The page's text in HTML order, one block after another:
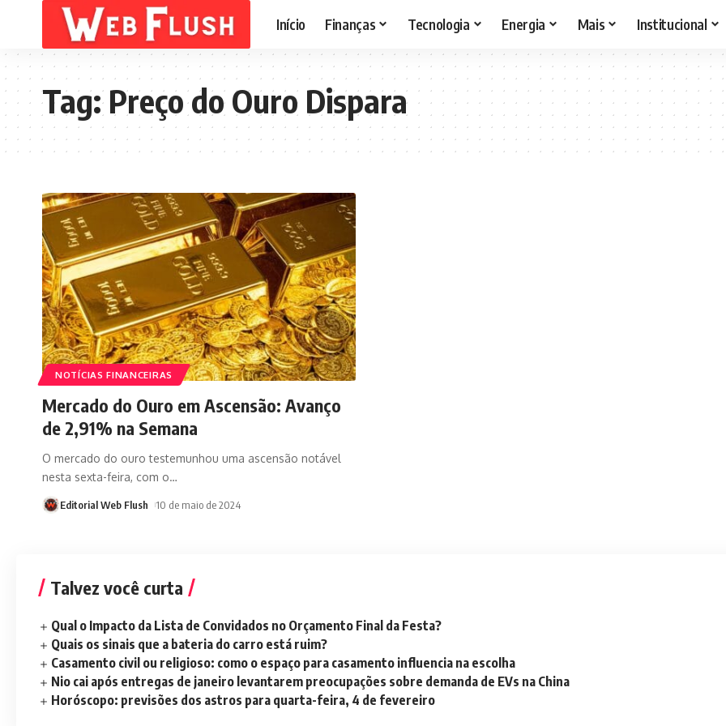
Início Finanças Tecnologia Energia Mais Institucional
Tag:Preço do Ouro Dispara
NOTÍCIAS FINANCEIRAS
Mercado do Ouro em Ascensão: Avanço
de 2,91% na Semana
O mercado do ouro testemunhou uma ascensão notável
nesta sexta-feira, com o…
Editorial Web Flush 10 de maio de 2024
Talvez você curta
Qual o Impacto da Lista de Convidados no Orçamento Final da Festa?
Quais os sinais que a bateria do carro está ruim?
Casamento civil ou religioso: como o espaço para casamento influencia na escolha
Nio cai após entregas de janeiro levantarem preocupações sobre demanda de EVs na China
Horóscopo: previsões dos astros para quarta-feira, 4 de fevereiro